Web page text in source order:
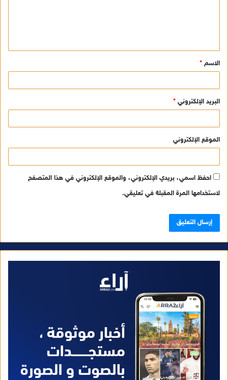
ق
*
الاسم *
البريد الإلكتروني *
الموقع الإلكتروني
احفظ اسمي، بريدي الإلكتروني، والموقع الإلكتروني في هذا المتصفح
لاستخدامها المرة المقبلة في تعليقي.